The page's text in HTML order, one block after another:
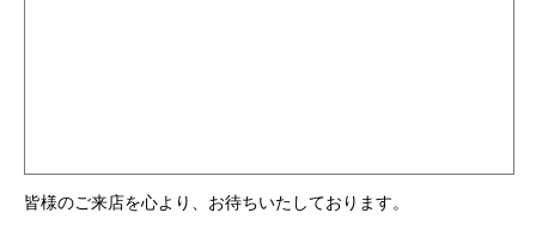
皆様のご来店を心より、お待ちいたしております。